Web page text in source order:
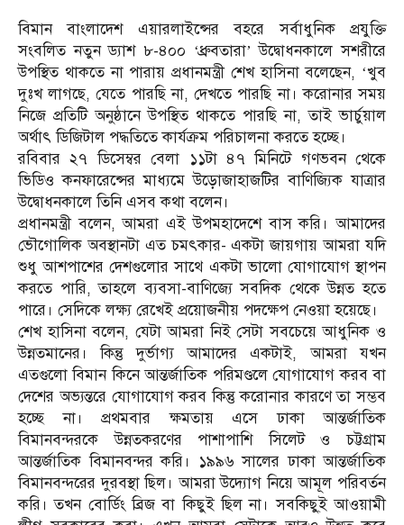
বিমান বাংলাদেশ এয়ারলাইন্সের বহরে সর্বাধুনিক প্রযুক্তি
সংবলিত নতুন ড্যাশ ৮-৪০০ ‘ধ্রুবতারা’ উদ্বোধনকালে সশরীরে
উপস্থিত থাকতে না পারায় প্রধানমন্ত্রী শেখ হাসিনা বলেছেন, ‘খুব
দুঃখ লাগছে, যেতে পারছি না, দেখতে পারছি না। করোনার সময়
নিজে প্রতিটি অনুষ্ঠানে উপস্থিত থাকতে পারছি না, তাই ভার্চুয়াল
অর্থাৎ ডিজিটাল পদ্ধতিতে কার্যক্রম পরিচালনা করতে হচ্ছে।
রবিবার ২৭ ডিসেম্বর বেলা ১১টা ৪৭ মিনিটে গণভবন থেকে
ভিডিও কনফারেন্সের মাধ্যমে উড়োজাহাজটির বাণিজ্যিক যাত্রার
উদ্বোধনকালে তিনি এসব কথা বলেন।
প্রধানমন্ত্রী বলেন, আমরা এই উপমহাদেশে বাস করি। আমাদের
ভৌগোলিক অবস্থানটা এত চমৎকার- একটা জায়গায় আমরা যদি
শুধু আশপাশের দেশগুলোর সাথে একটা ভালো যোগাযোগ স্থাপন
করতে পারি, তাহলে ব্যবসা-বাণিজ্যে সবদিক থেকে উন্নত হতে
পারে। সেদিকে লক্ষ্য রেখেই প্রয়োজনীয় পদক্ষেপ নেওয়া হয়েছে।
শেখ হাসিনা বলেন, যেটা আমরা নিই সেটা সবচেয়ে আধুনিক ও
উন্নতমানের। কিন্তু দুর্ভাগ্য আমাদের একটাই, আমরা যখন
এতগুলো বিমান কিনে আন্তর্জাতিক পরিমণ্ডলে যোগাযোগ করব বা
দেশের অভ্যন্তরে যোগাযোগ করব কিন্তু করোনার কারণে তা সম্ভব
হচ্ছে না। প্রথমবার ক্ষমতায় এসে ঢাকা আন্তর্জাতিক
বিমানবন্দরকে উন্নতকরণের পাশাপাশি সিলেট ও চট্টগ্রাম
আন্তর্জাতিক বিমানবন্দর করি। ১৯৯৬ সালের ঢাকা আন্তর্জাতিক
বিমানবন্দরের দুরবস্থা ছিল। আমরা উদ্যোগ নিয়ে আমূল পরিবর্তন
করি। তখন বোর্ডিং ব্রিজ বা কিছুই ছিল না। সবকিছু্ই আওয়ামী